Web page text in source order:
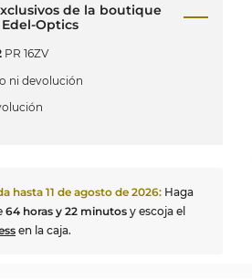
de la boutique
Edel-Optics
PR 16ZV
ni devolución
hasta 11 de agosto de 2026: Haga
64 horas y 22 minutos y escoja el
en la caja.